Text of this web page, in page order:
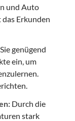
und Auto
Erkunden
genügend
ein, um
Durch die
stark